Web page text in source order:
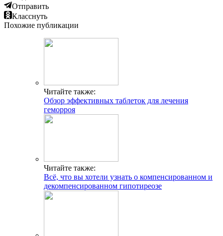
Отправить
Класснуть
Похожие публикации
Читайте также:
Обзор эффективных таблеток для лечения
геморроя
Читайте также:
Всё, что вы хотели узнать о компенсированном и
декомпенсированном гипотиреозе